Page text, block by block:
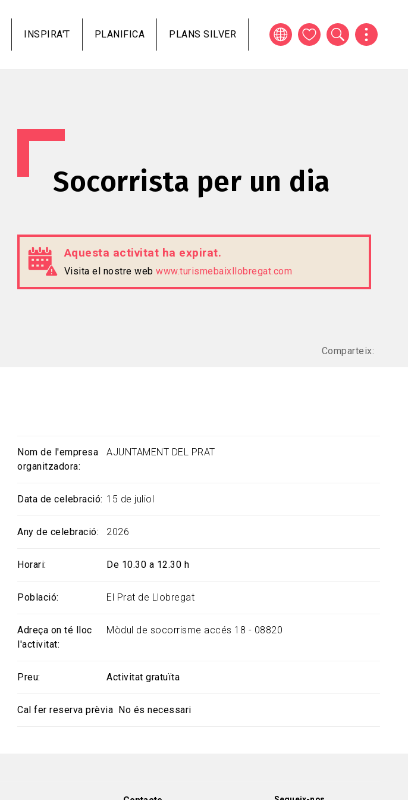
al
contingut
INSPIRA'T PLANIFICA PLANS SILVER
Socorrista per un dia
Aquesta activitat ha expirat.
Visita el nostre web www.turismebaixllobregat.com
Comparteix:
Nom de l'empresa
organitzadora
AJUNTAMENT DEL PRAT
Data de celebració 15 de juliol
Any de celebració 2026
Horari De 10.30 a 12.30 h
Població El Prat de Llobregat
Adreça on té lloc
l'activitat
Mòdul de socorrisme accés 18 - 08820
Preu Activitat gratuïta
Cal fer reserva prèvia No és necessari